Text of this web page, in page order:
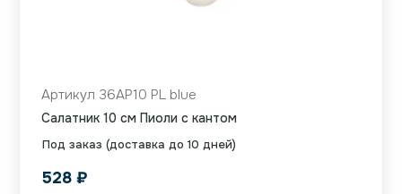
Под заказ (доставка до 10 дней)
Артикул 36AP10 PL blue
Салатник 10 см Пиоли с кантом
528 ₽